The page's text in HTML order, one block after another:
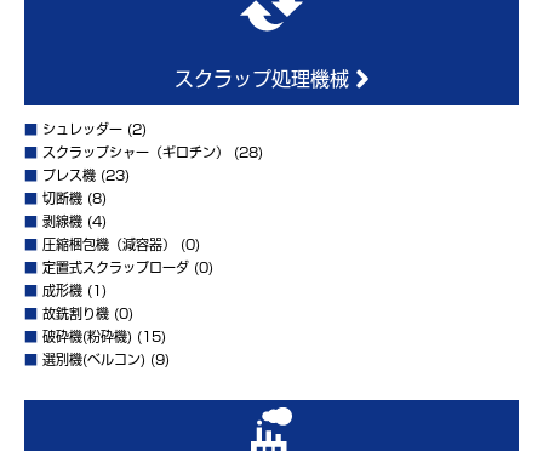
スクラップ処理機械
シュレッダー (2)
スクラップシャー（ギロチン）
(28)
プレス機 (23)
切断機 (8)
剥線機 (4)
圧縮梱包機（減容器）
(0)
定置式スクラップローダ (0)
成形機 (1)
故銑割り機 (0)
破砕機(粉砕機) (15)
選別機(ベルコン) (9)